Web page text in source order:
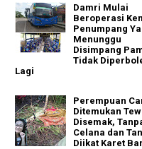
Damri Mulai
Beroperasi
Penumpang
Menunggu
Disimpang
Tidak
Lagi
Perempuan
Ditemukan
Disemak,
Celana dan
Diikat Karet